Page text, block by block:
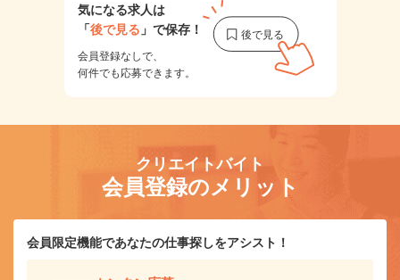
気になる求人は
「後で見る 」で保存！
会員登録なしで、
何件でも応募できます。
クリエイトバイト
会員登録のメリット
会員限定機能であなたの仕事探しをアシスト！